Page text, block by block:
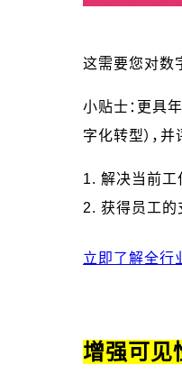
这需要您对数
小贴士：更具
字化转型），
1. 解决当前工
2. 获得员工的
立即了解全行
增强可见